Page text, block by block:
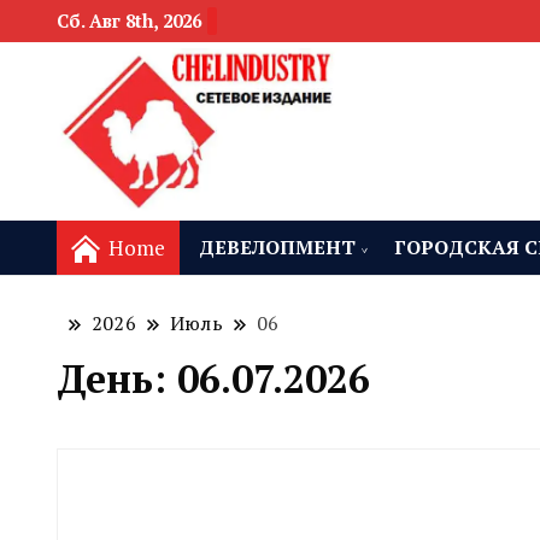
Сб. Авг 8th, 2026
Home ДЕВЕЛОПМЕНТ ГОРОДСКАЯ
2026 Июль 06
День: 06.07.2026